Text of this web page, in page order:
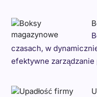
czasach, w
efektywne